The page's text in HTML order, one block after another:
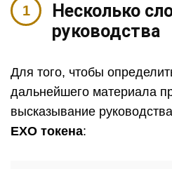
Несколько
руководства
Для того, чтобы
дальнейшего материала
высказывание
EXO токена: